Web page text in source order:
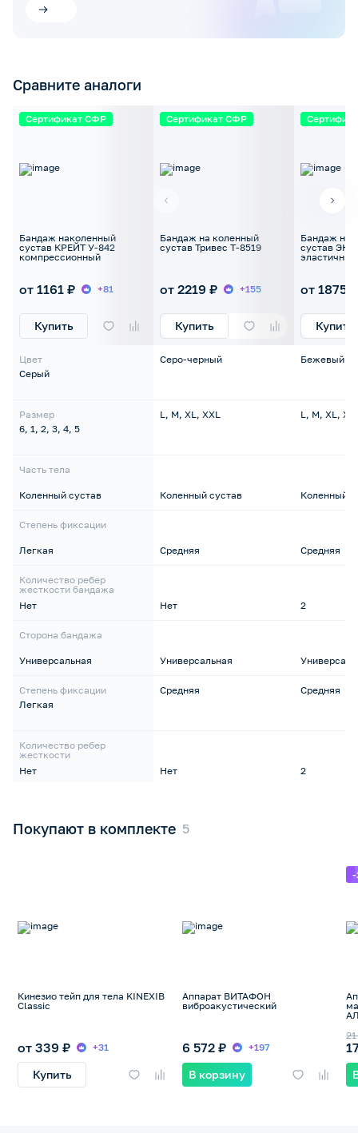
Сравните аналоги
Сертификат СФР
Бандаж наколенный
сустав КРЕЙТ У-842
компрессионный
от 1161 ₽ +81
Купить
Цвет
Серый
Размер
6, 1, 2, 3, 4, 5
Часть тела
Коленный сустав
Степень фиксации
Легкая
Количество ребер
жесткости бандажа
Нет
Сторона бандажа
Универсальная
Степень фиксации
Легкая
Количество ребер
жесткости
Нет
Сертификат СФР
Бандаж на коленный
сустав Тривес Т-8519
от 2219 ₽ +155
Купить
Серо-черный
L, M, XL, XXL
Коленный сустав
Средняя
Нет
Универсальная
Средняя
Нет
Бандаж на
сустав
эластичный
от 1875 ₽
Купить
Бежевый
L, M, XL,
Коленный
Средняя
2
Средняя
2
Покупают в комплекте
Кинезио тейп для тела KINEXIB
Classic
от 339 ₽ +31
Купить
Аппарат ВИТАФОН
виброакустический
6 572 ₽ +197
В корзину
-